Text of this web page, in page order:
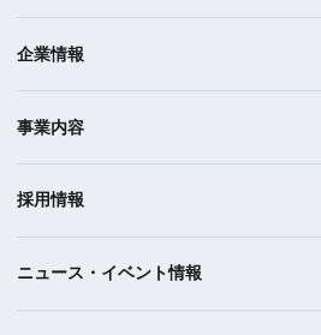
企業情報
事業内容
採用情報
ニュース・イベント情報